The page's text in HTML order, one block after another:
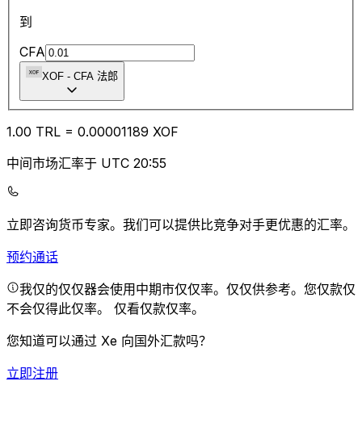
到
CFA
XOF - CFA 法郎
1.00 TRL = 0.00001189 XOF
中间市场汇率于 UTC 20:55
立即咨询货币专家。 我们可以提供比竞争对手更优惠的汇率。
预约通话
我仅的仅仅器会使用中期市仅仅率。仅仅供参考。您仅款仅
不会仅得此仅率。 仅看仅款仅率。
您知道可以通过 Xe 向国外汇款吗？
立即注册